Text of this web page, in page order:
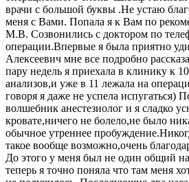
врачи с большой буквы .Не устаю
меня с Вами. Попала я к Вам по
М.В. Созвонились с доктором по
операции.Впервые я была приятно
Алексеевич мне все подробно
пару недель я приехала в клинику к
анализов,и уже в 11 лежала на
говоря я даже не успела испугаться)
волшебник анестезиолог и я сладко
кровате,ничего не болело,не было
обычное утреннее
такое вообще возможно,очень
До этого у меня был не один общий
теперь я точно поняла что там меня